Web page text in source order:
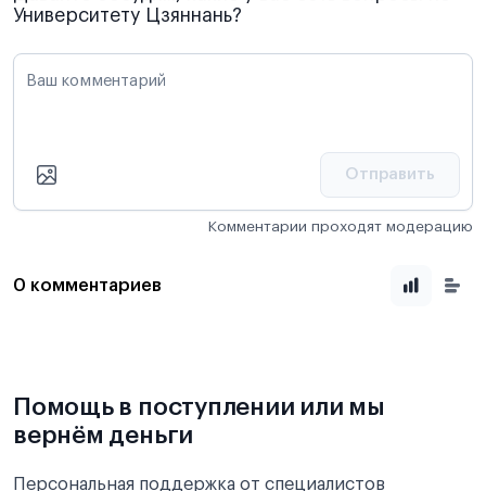
Университету Цзяннань?
Ваш комментарий
Отправить
Комментарии проходят модерацию
0 комментариев
Помощь в поступлении или мы
вернём деньги
Персональная поддержка от специалистов